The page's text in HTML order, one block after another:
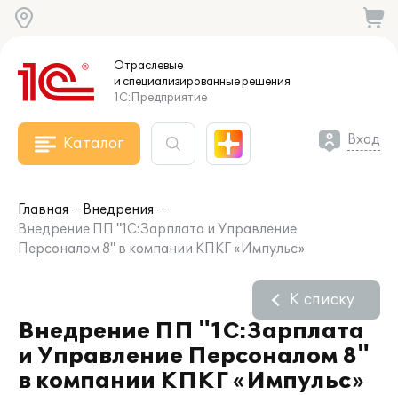
Отраслевые
и специализированныерешения
1С:Предприятие
Каталог Вход
Главная
Внедрения
Внедрение ПП "1С:Зарплата и Управление
Персоналом 8" в компании КПКГ «Импульс»
Внедрение ПП "1С:Зарплата
и Управление Персоналом 8"
в компании КПКГ «Импульс»
К списку